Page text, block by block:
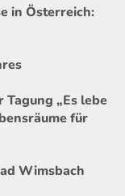
in Österreich:
Tagung „Es lebe
für
Wimsbach